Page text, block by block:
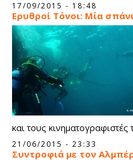
17/09/2015 - 18:48
Ερυθροί Τόνοι: Μία
και τους
ένα σπάνιο θέαμα ταχύτητας
21/06/2015 - 23:33
Συντροφιά με τον